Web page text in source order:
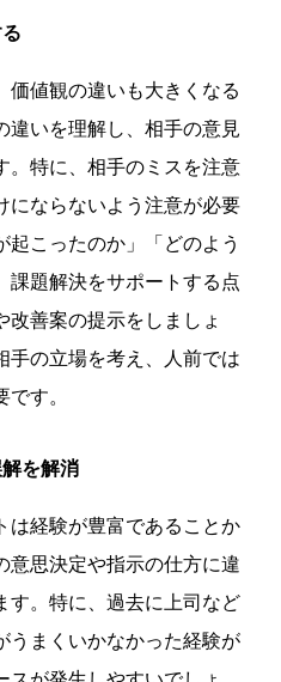
価値観の違いも大きくなる
違いを理解し、相手の意見
。特に、相手のミスを注意
にならないよう注意が必要
起こったのか」「どのよう
課題解決をサポートする点
改善案の提示をしましょ
手の立場を考え、人前では
す。
を解消
は経験が豊富であることか
意思決定や指示の仕方に違
す。特に、過去に上司など
うまくいかなかった経験が